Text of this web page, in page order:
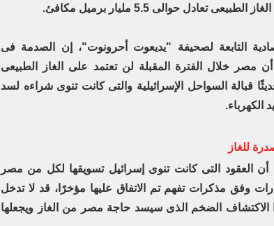
تعادل حوالى 5.5 مليار برميل مكافئ.
التابعة لصحيفة "يديعوت أحرونوت"، إن الصدمة فى
مصر خلال الفترة المقبلة لن تعتمد على الغاز الطبيعى
قبالة السواحل الإسرائيلية والتى كانت تنوى شراءه لسد
الكهرباء.
للغاز
العقود التى كانت تنوى إسرائيل تسويقها لكل من مصر
وفق مذكرات تفهم تم الاتفاق عليها مؤخرًا، قد لا تدخل
الاكتشاف الضخم الذى سيسد حاجة مصر من الغاز ويجعلها